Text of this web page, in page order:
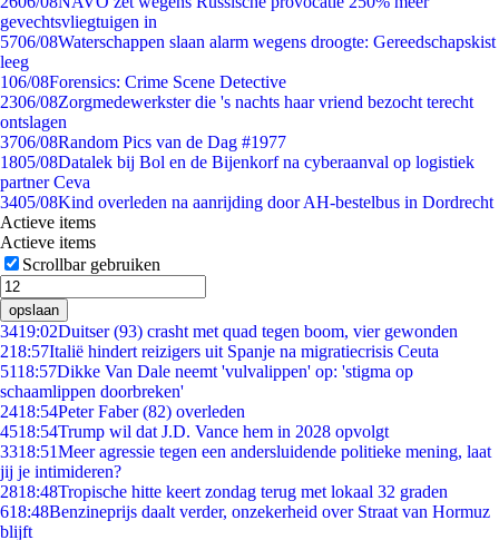
gevechtsvliegtuigen in
5706/08Waterschappen slaan alarm wegens droogte: Gereedschapskist
leeg
106/08Forensics: Crime Scene Detective
2306/08Zorgmedewerkster die 's nachts haar vriend bezocht terecht
ontslagen
3706/08Random Pics van de Dag #1977
1805/08Datalek bij Bol en de Bijenkorf na cyberaanval op logistiek
partner Ceva
3405/08Kind overleden na aanrijding door AH-bestelbus in Dordrecht
Actieve items
Actieve items
Scrollbar gebruiken
opslaan
3419:02Duitser (93) crasht met quad tegen boom, vier gewonden
218:57Italië hindert reizigers uit Spanje na migratiecrisis Ceuta
5118:57Dikke Van Dale neemt 'vulvalippen' op: 'stigma op
schaamlippen doorbreken'
2418:54Peter Faber (82) overleden
4518:54Trump wil dat J.D. Vance hem in 2028 opvolgt
3318:51Meer agressie tegen een andersluidende politieke mening, laat
jij je intimideren?
2818:48Tropische hitte keert zondag terug met lokaal 32 graden
618:48Benzineprijs daalt verder, onzekerheid over Straat van Hormuz
blijft